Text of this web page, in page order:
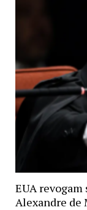
EUA
Alexandre de